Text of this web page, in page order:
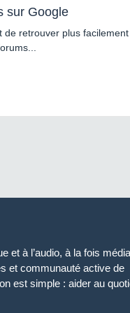
sur Google
de retrouver plus facilement
et à l’audio, à la fois média
et communauté active de
est simple : aider au